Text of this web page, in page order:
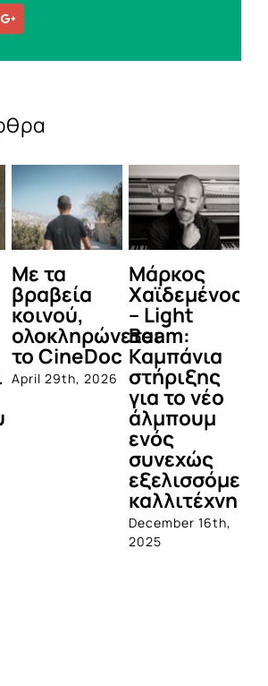
Με τα
βραβεία
κοινού,
ολοκληρώνεται
το CineDoc
April 29th, 2026
Μάρκος
Χαϊδεμένος
– Light
Beam:
Καμπάνια
στήριξης
για το νέο
άλμπουμ
ενός
συνεχώς
καλλιτέχνη
December 16th,
2025